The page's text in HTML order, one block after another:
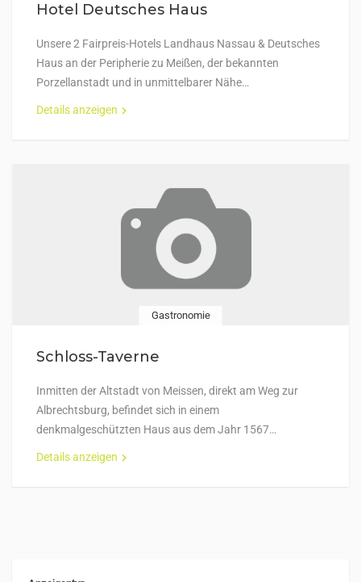
Hotel Deutsches Haus
Unsere 2 Fairpreis-Hotels Landhaus Nassau & Deutsches
Haus an der Peripherie zu Meißen, der bekannten
Porzellanstadt und in unmittelbarer Nähe…
Details anzeigen
Gastronomie
Schloss-Taverne
Inmitten der Altstadt von Meissen, direkt am Weg zur
Albrechtsburg, befindet sich in einem
denkmalgeschützten Haus aus dem Jahr 1567…
Details anzeigen